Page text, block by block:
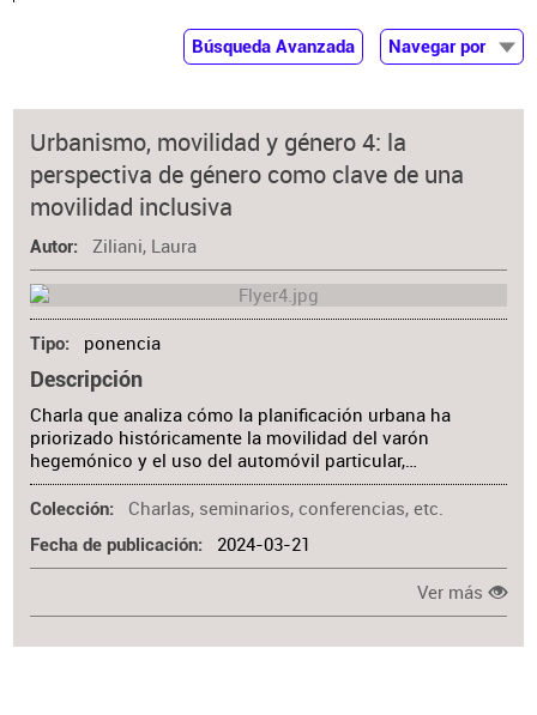
Búsqueda Avanzada
Navegar por
Autor
Colaborador
Materia
Urbanismo, movilidad y género 4: la
perspectiva de género como clave de una
movilidad inclusiva
Autor Ziliani, Laura
Tipo ponencia
Descripción
Charla que analiza cómo la planificación urbana ha
priorizado históricamente la movilidad del varón
hegemónico y el uso del automóvil particular,…
Colección Charlas, seminarios, conferencias, etc.
Fecha de publicación 2024-03-21
Ver más